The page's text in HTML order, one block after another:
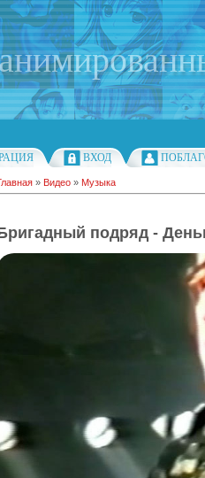
ВХОД
» Видео » Музыка
подряд -